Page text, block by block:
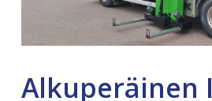
Alkuperäinen